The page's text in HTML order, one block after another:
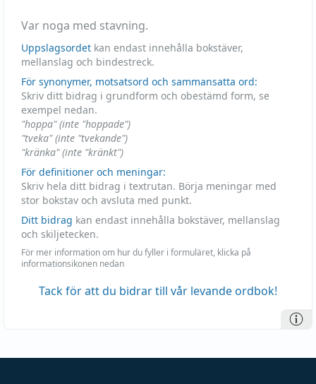
Var noga med stavning.
Uppslagsordet kan endast innehålla bokstäver,
mellanslag och bindestreck.
För synonymer, motsatsord och sammansatta ord:
Skriv ditt bidrag i grundform och obestämd form, se
exempel nedan.
"hoppa" (inte "hoppade")
"tveka" (inte "tvekande")
"kränka" (inte "kränkt")
För definitioner och meningar:
Skriv hela ditt bidrag i textrutan. Börja meningar med
stor bokstav och avsluta med punkt.
Ditt bidrag kan endast innehålla bokstäver, mellanslag
och skiljetecken.
För mer information om hur du fyller i formuläret, klicka på
informationsikonen nedan
Tack för att du bidrar till vår levande ordbok!